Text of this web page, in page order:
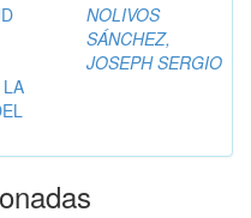
LA
NOLIVOS
SÁNCHEZ,
JOSEPH SERGIO